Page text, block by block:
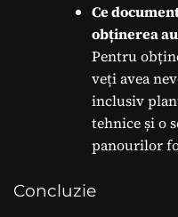
Ce
obținerea
Pentru
veți avea
inclusiv
tehnice și o
panourilor
Concluzie